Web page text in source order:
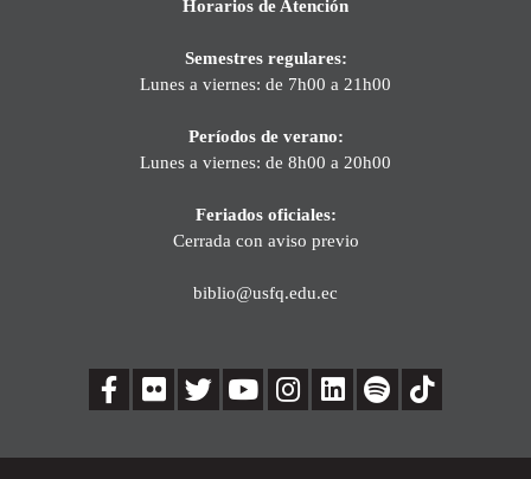
Horarios de Atención
Semestres regulares:
Lunes a viernes: de 7h00 a 21h00
Períodos de verano:
Lunes a viernes: de 8h00 a 20h00
Feriados oficiales:
Cerrada con aviso previo
biblio@usfq.edu.ec